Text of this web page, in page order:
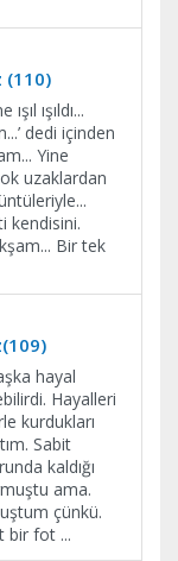
(110)
ışıldı...
dedi içinden
Yine
uzaklardan
kendisini.
Bir tek
hayal
Hayalleri
kurdukları
Sabit
kaldığı
ama.
çünkü.
bir fot ...